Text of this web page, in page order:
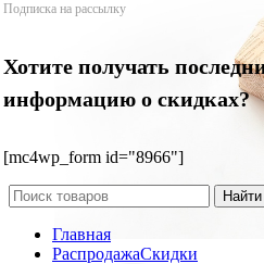
Подписка на рассылку
Хотите получать
информацию о скидках?
[mc4wp_form id="8966"]
Найти
Главная
РаспродажаСкидки